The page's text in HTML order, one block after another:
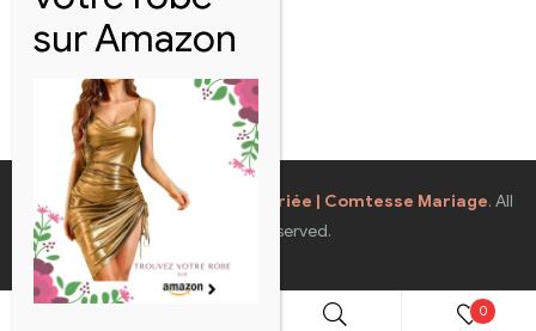
Coppyright © 2026Robes de Mariée | Comtesse Mariage. All
Rights Reserved.
0